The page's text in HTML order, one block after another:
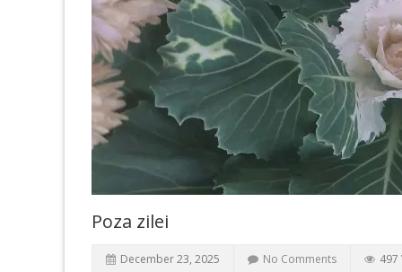
Poza zilei
December 23, 2025 No Comments 497